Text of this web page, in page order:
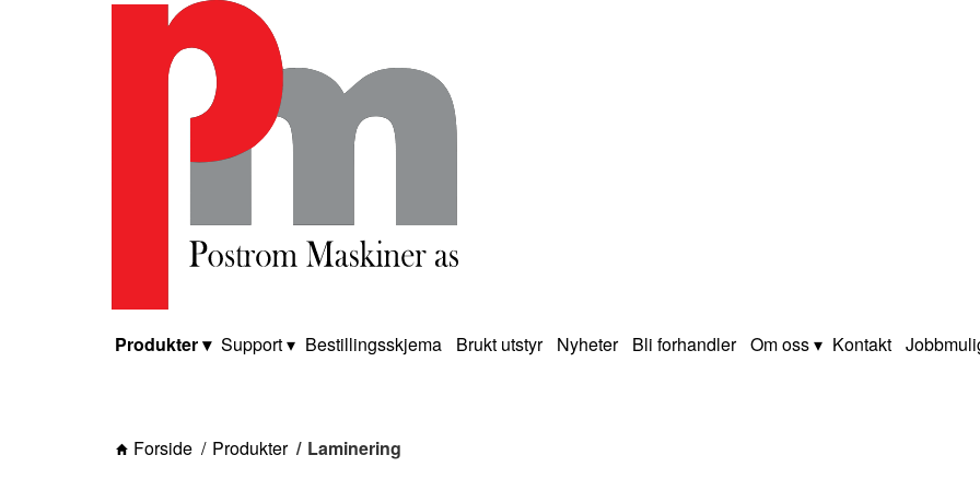
Produkter Support Bestillingsskjema Brukt utstyr Nyheter Bli forhandler Om oss Kontakt
Forside Produkter Laminering